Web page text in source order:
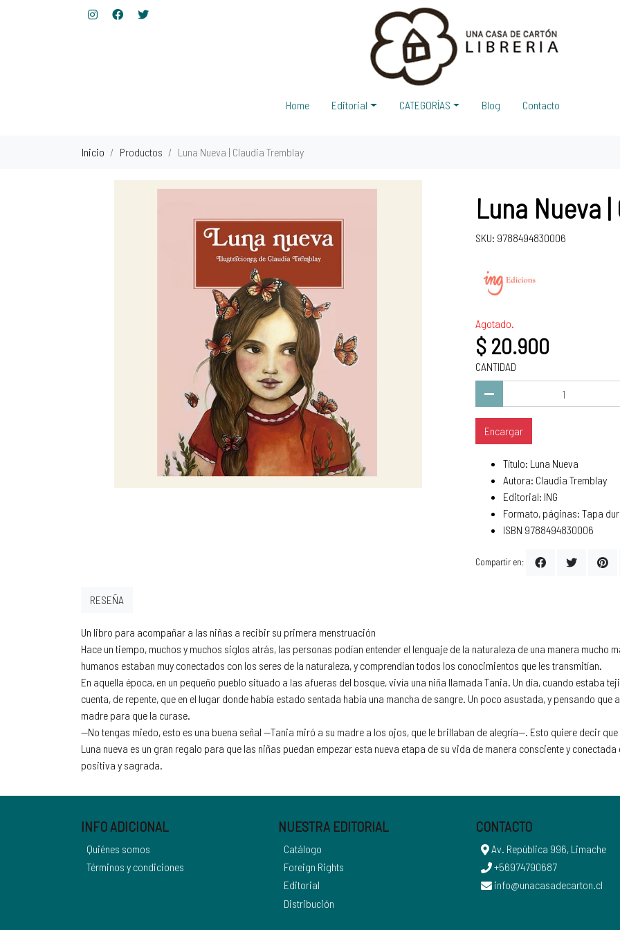
Home Editorial CATEGORÍAS Blog Contacto
Inicio Productos Luna Nueva | Claudia Tremblay
Luna Nueva
SKU: 9788494830006
Agotado.
$ 20.900
CANTIDAD
Encargar
Título: Luna Nueva
Autora: Claudia Tremblay
Editorial: ING
Formato, páginas: Tapa
ISBN 9788494830006
Compartir en:
Un libro para acompañar a las niñas a recibir su primera menstruación
Hace un tiempo, muchos y muchos siglos atrás, las personas podían entender el lenguaje de la naturaleza de una manera mucho
humanos estaban muy conectados con los seres de la naturaleza, y comprendían todos los conocimientos que les transmitían.
En aquella época, en un pequeño pueblo situado a las afueras del bosque, vivía una niña llamada Tania. Un día, cuando estaba
cuenta, de repente, que en el lugar donde había estado sentada había una mancha de sangre. Un poco asustada, y pensando
madre para que la curase.
—No tengas miedo, esto es una buena señal —Tania miró a su madre a los ojos, que le brillaban de alegría—. Esto quiere decir
Luna nueva es un gran regalo para que las niñas puedan empezar esta nueva etapa de su vida de manera consciente y
positiva y sagrada.
RESEÑA
INFO ADICIONAL
Quiénes somos
Términos y condiciones
NUESTRA EDITORIAL
Catálogo
Foreign Rights
Editorial
Distribución
CONTACTO
Av. República 996, Limache
+56974790687
info@unacasadecarton.cl